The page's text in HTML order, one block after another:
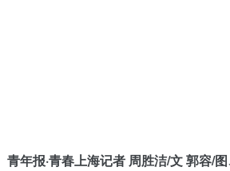
青年报·青春上海记者 周胜洁/文 郭容/